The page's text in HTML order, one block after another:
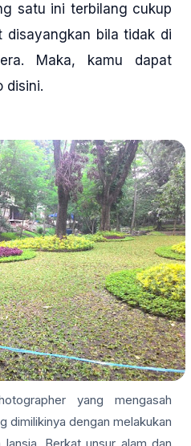
satu ini terbilang cukup
disayangkan bila tidak di
Maka, kamu dapat
disini.
yang mengasah
dimilikinya dengan melakukan